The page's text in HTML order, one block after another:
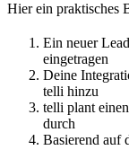
Hier ein praktisches
Ein neuer
eingetragen
Deine
telli hinzu
telli plant
durch
Basierend auf